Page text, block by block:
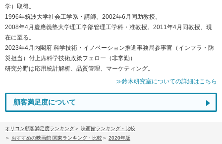
学）取得。
1996年筑波大学社会工学系・講師。2002年6月同助教授。
2008年4月慶應義塾大学理工学部管理工学科・准教授。2011年4月同教授、現
在に至る。
2023年4月内閣府 科学技術・イノベーション推進事務局参事官（インフラ・防
災担当）付上席科学技術政策フェロー（非常勤）
研究分野は応用統計解析、品質管理、マーケティング。
≫鈴木研究室についての詳細はこちら
顧客満足度について
オリコン顧客満足度ランキング
映画館ランキング・比較
おすすめの映画館 関東ランキング・比較
2020年版